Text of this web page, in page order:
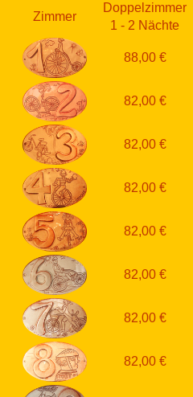
Zimmer
Doppelzimmer
1 - 2 Nächte
88,00 €
82,00 €
82,00 €
82,00 €
82,00 €
82,00 €
82,00 €
82,00 €